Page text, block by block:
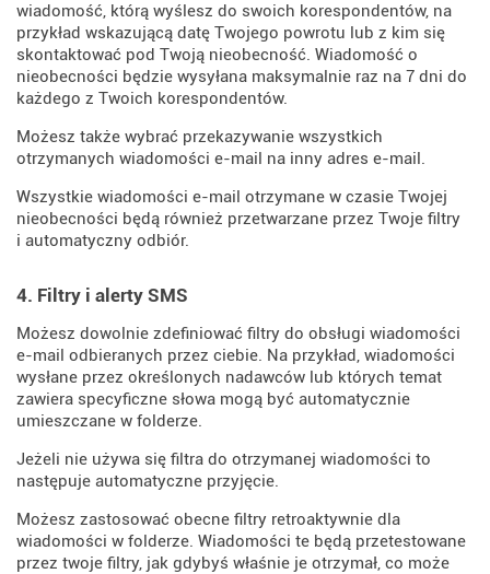
wiadomość, którą wyślesz do swoich korespondentów, na
przykład wskazującą datę Twojego powrotu lub z kim się
skontaktować pod Twoją nieobecność. Wiadomość o
nieobecności będzie wysyłana maksymalnie raz na 7 dni do
każdego z Twoich korespondentów.
Możesz także wybrać przekazywanie wszystkich
otrzymanych wiadomości e-mail na inny adres e-mail.
Wszystkie wiadomości e-mail otrzymane w czasie Twojej
nieobecności będą również przetwarzane przez Twoje filtry
i automatyczny odbiór.
4. Filtry i alerty SMS
Możesz dowolnie zdefiniować filtry do obsługi wiadomości
e-mail odbieranych przez ciebie. Na przykład, wiadomości
wysłane przez określonych nadawców lub których temat
zawiera specyficzne słowa mogą być automatycznie
umieszczane w folderze.
Jeżeli nie używa się filtra do otrzymanej wiadomości to
następuje automatyczne przyjęcie.
Możesz zastosować obecne filtry retroaktywnie dla
wiadomości w folderze. Wiadomości te będą przetestowane
przez twoje filtry, jak gdybyś właśnie je otrzymał, co może